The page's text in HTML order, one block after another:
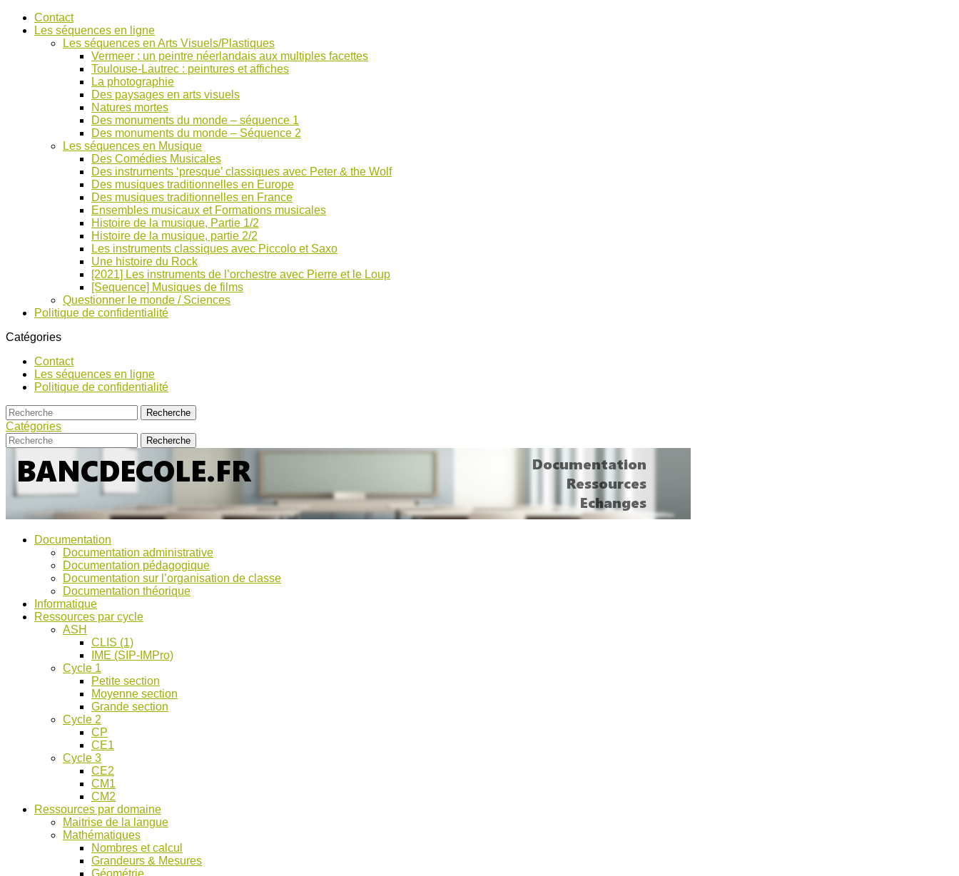
AccéderContact
Les séquences en ligne
Les séquences en Arts Visuels/Plastiques
Vermeer : un peintre néerlandais aux multiples facettes
Toulouse-Lautrec : peintures et affiches
La photographie
Des paysages en arts visuels
Natures mortes
Des monuments du monde – séquence 1
Des monuments du monde – Séquence 2
Les séquences en Musique
Des Comédies Musicales
Des instruments ‘presque’ classiques avec Peter & the Wolf
Des musiques traditionnelles en Europe
Des musiques traditionnelles en France
Ensembles musicaux et Formations musicales
Histoire de la musique, Partie 1/2
Histoire de la musique, partie 2/2
Les instruments classiques avec Piccolo et Saxo
Une histoire du Rock
[2021] Les instruments de l’orchestre avec Pierre et le Loup
[Sequence] Musiques de films
Questionner le monde / Sciences
Politique de confidentialité
Catégories
Contact
Les séquences en ligne
Politique de confidentialité
Catégories
Bancs
d’Ecole
pour
discussions
Documentation
Documentation administrative
Documentation pédagogique
Documentation sur l’organisation de classe
Documentation théorique
Informatique
Ressources par cycle
ASH
CLIS (1)
IME (SIP-IMPro)
Cycle 1
Petite section
Moyenne section
Grande section
Cycle 2
CP
CE1
Cycle 3
CE2
CM1
CM2
Ressources par domaine
Maitrise de la langue
Mathématiques
Nombres et calcul
Grandeurs & Mesures
Géométrie